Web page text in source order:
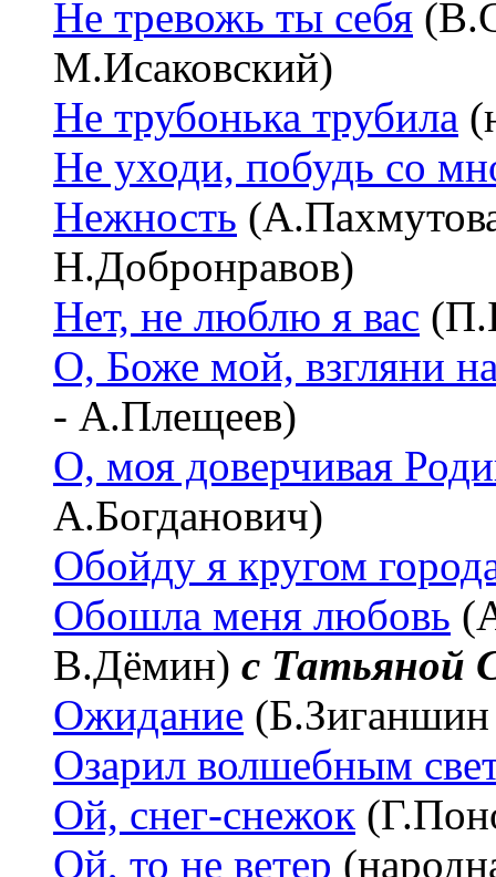
Не тревожь ты себя
М.Исаковский)
Не трубонька трубила
Не уходи, побудь со
Нежность
Н.Добронравов)
Нет, не люблю я вас
О, Боже мой, взгляни
- А.Плещеев)
О, моя доверчивая
А.Богданович)
Обойду я кругом
Обошла меня любовь
В.Дёмин) с Татьяной
Ожидание
Озарил волшебным
Ой, снег-снежок
Ой, то не ветер